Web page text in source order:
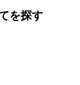
を探す